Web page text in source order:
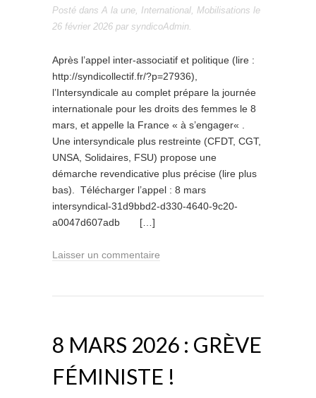
Posté dans A la une, International, Mobilisations le
26 février 2026 par syndicoAdmin.
Après l’appel inter-associatif et politique (lire :
http://syndicollectif.fr/?p=27936),
l’Intersyndicale au complet prépare la journée
internationale pour les droits des femmes le 8
mars, et appelle la France « à s’engager« .
Une intersyndicale plus restreinte (CFDT, CGT,
UNSA, Solidaires, FSU) propose une
démarche revendicative plus précise (lire plus
bas). Télécharger l’appel : 8 mars
intersyndical-31d9bbd2-d330-4640-9c20-
a0047d607adb […]
Laisser un commentaire
8 MARS 2026 : GRÈVE
FÉMINISTE !